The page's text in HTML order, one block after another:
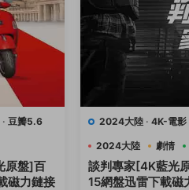
· 豆瓣5.6
原盤]百
磁力鏈接
2024大陸 · 4K-電影
2024大陸 劇情
談判專家[4K藍光
15網盤迅雷下載磁